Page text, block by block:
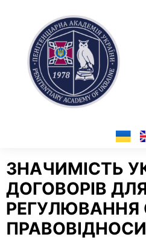
ЗНАЧИМІСТЬ
ДОГОВОРІВ
РЕГУЛЮВАННЯ